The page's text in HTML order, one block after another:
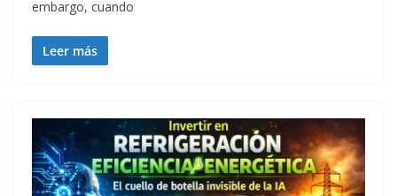
embargo, cuando
Leer más